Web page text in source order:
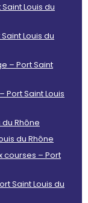
Louis du
Louis du
– Port Saint
Saint Louis
Rhône
du Rhône
courses – Port
Saint Louis du